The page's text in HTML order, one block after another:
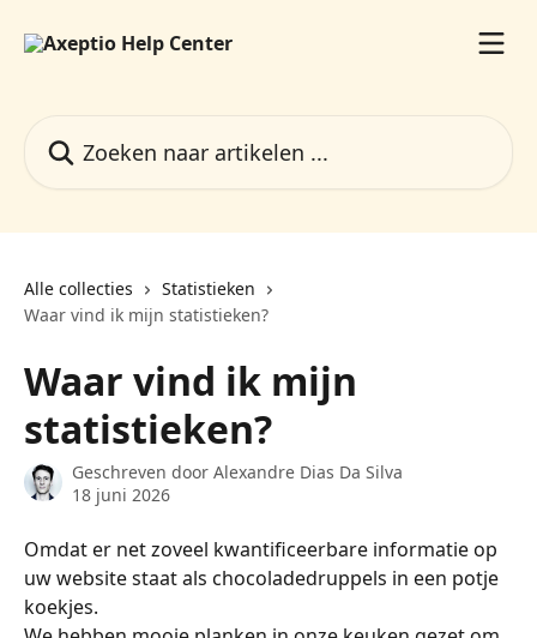
Alle collecties
Statistieken
Waar vind ik mijn statistieken?
Waar vind ik mijn
statistieken?
Geschreven door Alexandre Dias Da Silva
18 juni 2026
Omdat er net zoveel kwantificeerbare informatie op
uw website staat als chocoladedruppels in een potje
koekjes.